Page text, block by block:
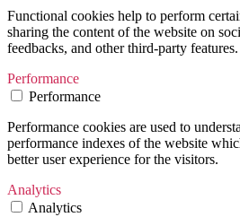
Functional cookies help to perform
sharing the content of the website on
feedbacks, and other third-party features.
Performance
Performance
Performance cookies are used to
performance indexes of the website
better user experience for the visitors.
Analytics
Analytics